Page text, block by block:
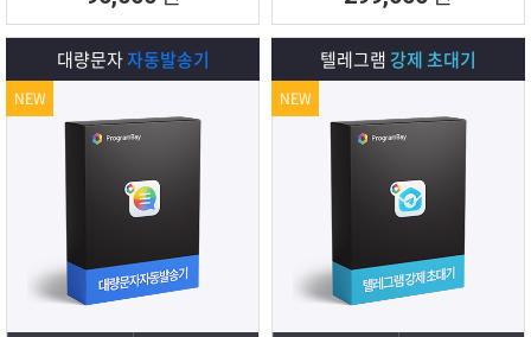
대량문자자동발송기
NEW
텔레그램 강제 초대기
NEW